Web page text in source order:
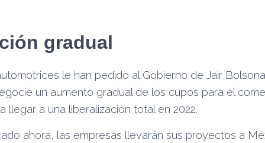
gradual
le han pedido al Gobierno de Jair
un aumento gradual de los cupos para el
llegar a una liberalización total en 2022.
ahora, las empresas llevarán sus proyectos a